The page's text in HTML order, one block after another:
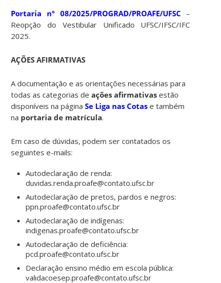
Portaria nº 08/2025/PROGRAD/PROAFE/UFSC –
Reopção do Vestibular Unificado UFSC/IFSC/IFC
2025.
AÇÕES AFIRMATIVAS
A documentação e as orientações necessárias para
todas as categorias deações afirmativas estão
disponíveis na páginaSe Liga nas Cotas e também
na portaria de matrícula.
Em caso de dúvidas, podem ser contatados os
seguintes e-mails:
Autodeclaração de renda:
duvidas.renda.proafe@contato.ufsc.br
Autodeclaração de pretos, pardos e negros:
ppn.proafe@contato.ufsc.br
Autodeclaração de indígenas:
indigenas.proafe@contato.ufsc.br
Autodeclaração de deficiência:
pcd.proafe@contato.ufsc.br
Declaração ensino médio em escola pública:
validacoesep.proafe@contato.ufsc.br